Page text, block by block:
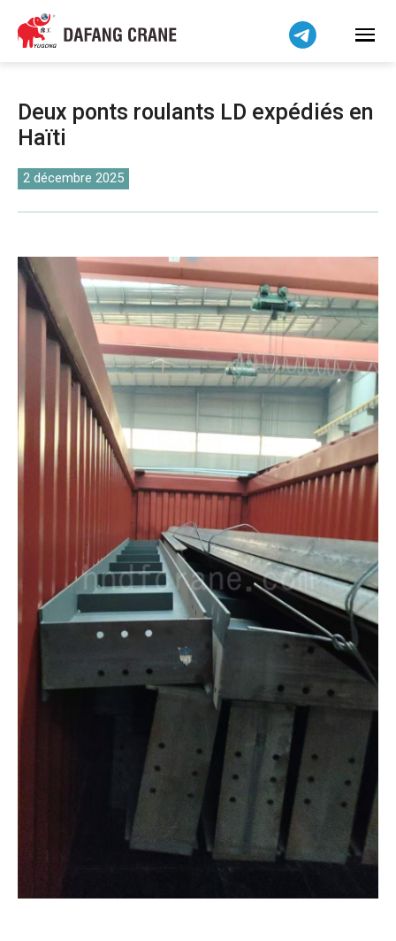
Deux ponts roulants LD expédiés en
Haïti
2 décembre 2025
Bahasa Indonesia
Bahasa Melayu
বাংলা
فارسی
Pilipino
اردو
Čeština
Беларуская мова
Kiswahili
Dansk
O‘zbekcha